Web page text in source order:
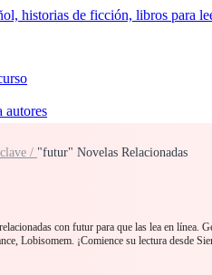
autores
/ "futur" Novelas Relacionadas
con futur para que las lea en línea.
Lobisomem. ¡Comience su lectura desde